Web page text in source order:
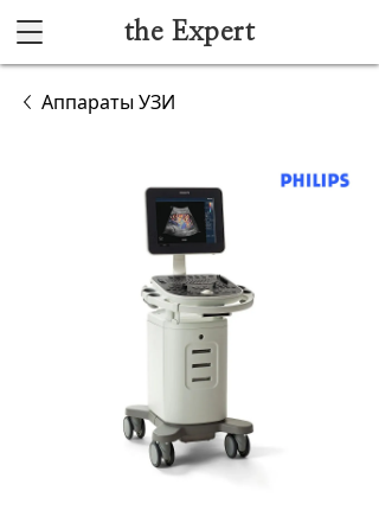
the Expert
Анестезиология и реанимация
Гибкая эндоскопия
Лучевая диагностика
Ультразвуковая диагностика
Офтальмологическое оборудование
Хирургическое оборудование
Аппараты УЗИ